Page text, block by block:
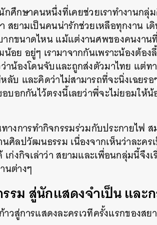
กศึกษาคนหนึ่งที่เคยช่วยเราทำงานก
สยามเป็นคนน่ารักช่วยเหลือทุกงาน
ากขนาดไหน แม้แต่งานศพของคนงา
อย อยู่ๆ เรามาจากกันเพราะน้องต้อ
าน้องโดนจับและถูกส่งตัวมาไทย แต่
ลับ และคิดว่าไม่สามารถที่จะนิ่งเฉย
อบอกกันไว้ตรงนี้เลยว่าพี่จะไม่ยอมใ
ทางการทำกิจกรรมร่วมกับประกายไฟ
ศิลปวัฒนธรรม เนื่องจากเห็นว่าละค
ก่งกิจเล่าว่า สยามและเพื่อนกลุ่มนี้จึง
นต่างๆ
รม สู่นักแสดงจำเป็น และ
าวสู่การแสดงละครเวทีครั้งแรกของส